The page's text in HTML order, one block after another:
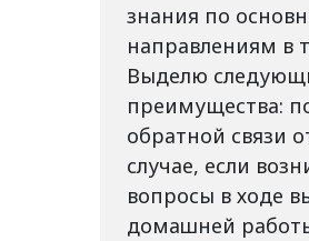
знания по
направлениям в
Выделю
преимущества:
обратной связи
случае, если
вопросы в ходе
домашней